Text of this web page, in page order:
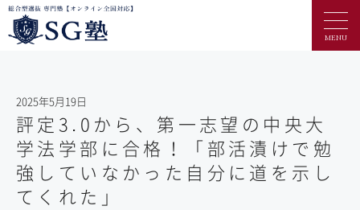
MENU
2025年5月19日
評定3.0から、第一志望の中央大
学法学部に合格！「部活漬けで勉
強していなかった自分に道を示し
てくれた」